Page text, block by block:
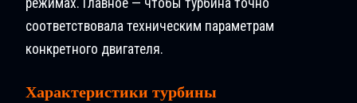
режимах. Главное — чтобы турбина точно
соответствовала техническим параметрам
конкретного двигателя.
Характеристики турбины